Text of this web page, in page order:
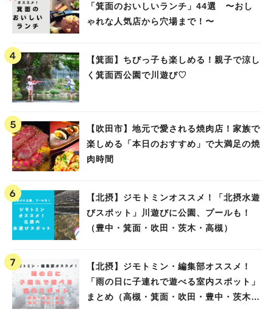
「箕面のおいしいランチ」44選 〜おし
ゃれな人気店から穴場まで！〜
【箕面】ちびっ子も楽しめる！親子で涼し
く箕面西公園で川遊び♡
【吹田市】地元で愛される焼肉店！家族で
楽しめる「本日のおすすめ」で大満足の焼
肉時間
【北摂】ジモトミンオススメ！「北摂水遊
びスポット」川遊びに公園、プールも！
（豊中・箕面・吹田・茨木・高槻）
【北摂】ジモトミン・編集部オススメ！
「雨の日に子連れで遊べる室内スポット」
まとめ（高槻・箕面・吹田・豊中・茨木・